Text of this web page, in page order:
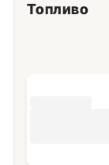
Топливо